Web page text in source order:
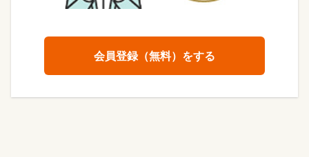
会員登録（無料）をする